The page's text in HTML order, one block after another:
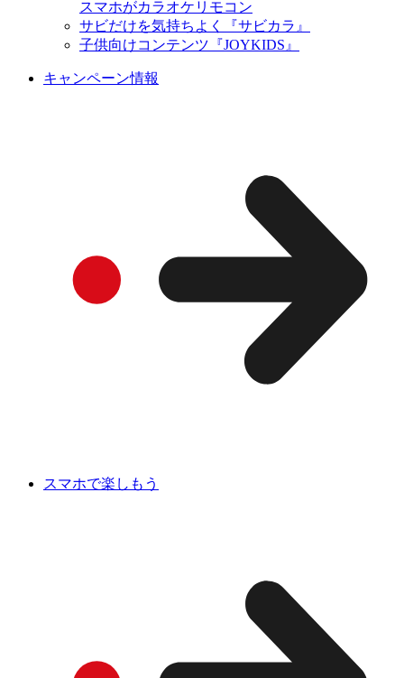
スマホがカラオケリモコン
サビだけを気持ちよく『サビカラ』
子供向けコンテンツ『JOYKIDS』
キャンペーン情報
スマホで楽しもう